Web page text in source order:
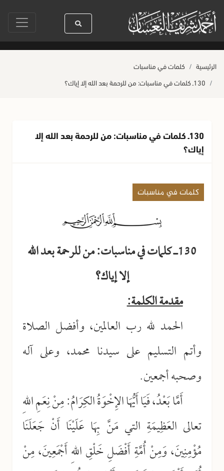
رسول الله ﷺ كله رحمة صلاة آخر أربعاء من صفر حياة القلوب
الرئيسية
كلمات في مناسبات
130ـ كلمات في مناسبات: من للرحمة بعد الله إلا إياك؟
130ـ كلمات في مناسبات: من للرحمة بعد الله إلا
إياك؟
كلمات في مناسبات
130ـ كلمات في مناسبات: من للرحمة بعد الله
إلا إياك؟
مقدمة الكلمة:
الحمد لله رب العالمين، وأفضل الصلاة
وأتم التسليم على سيدنا محمد، وعلى آله
وصحبه أجمعين.
أَمَّا بَعْدُ، فَيَا أَيُّهَا الإِخْوَةُ الكِرَامُ: مِنْ نِعَمِ اللهِ
تعالى العَظِيمَةِ التي مَنَّ بِهَا عَلَيْنَا أَنْ جَعَلَنَا
مُؤْمِنِينَ، وَمِنْ أُمَّةِ أَفْضَلِ خَلْقِ اللهِ أَجْمَعِينَ، مِنْ